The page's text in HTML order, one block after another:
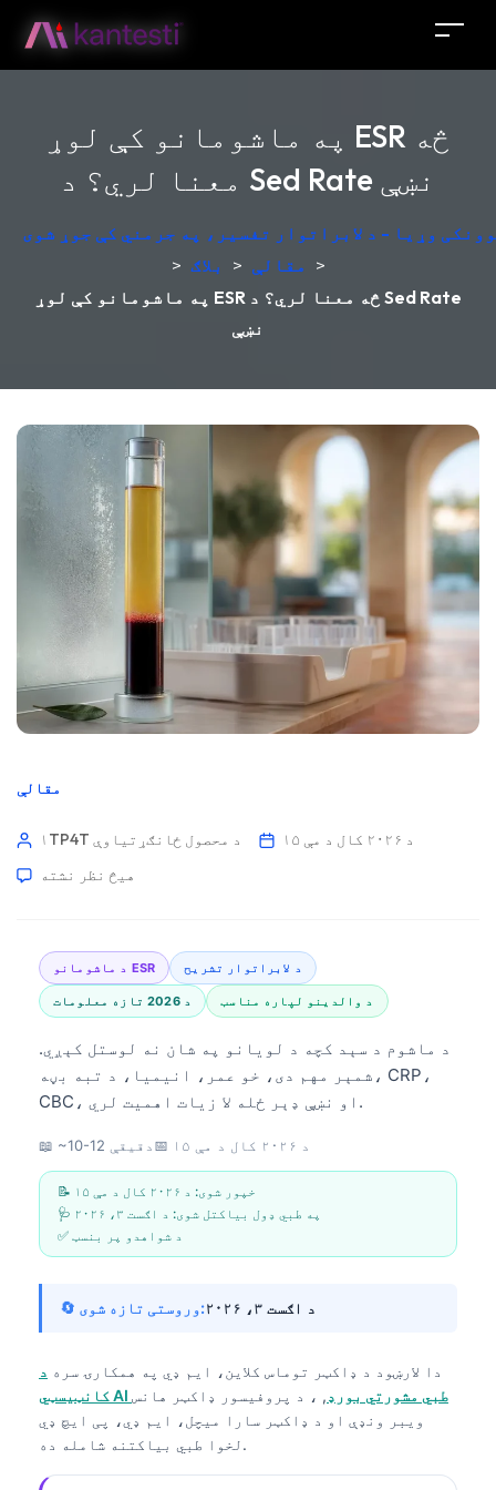
په ماشومانو کې لوړ ESR څه
معنا لري؟ د Sed Rate نښې
وړیا - د لابراتوار تفسیر، په جرمني کې جوړ شوی
> بلاګ > مقالې >
په ماشومانو کې لوړ ESR څه معنا لري؟ د Sed Rate
نښې
مقالې
۱TP4T د محصول ځانګړتیاوې
د ۲۰۲۶ کال د مې ۱۵
هیڅ نظر نشته
د ماشومانو ESR د لابراتوار تشریح
د 2026 تازه معلومات د والدینو لپاره مناسب
د ماشوم د سېد کچه د لویانو په شان نه لوستل کېږي.
شمېر مهم دی، خو عمر، انیمیا، د تبه بڼه، CRP،
CBC، او نښې ډېر ځله لا زیات اهمیت لري.
📖 ~10-12 دقیقې📅 د ۲۰۲۶ کال د مې ۱۵
📝 خپور شوی: د ۲۰۲۶ کال د مې ۱۵
🩺 په طبي ډول بیاکتل شوی: د اګست ۳، ۲۰۲۶
✅ د شواهدو پر بنسټ
🔄 وروستی تازه شوی: د اګست ۳، ۲۰۲۶
دا لارښود د ډاکټر توماس کلاین، ایم ډي په همکارۍ سره د
کانټیسټي AI طبي مشورتي بورډ, ، د پروفیسور ډاکټر هانس
ویبر ونډې او د ډاکټر سارا میچل، ایم ډي، پی ایچ ډي
لخوا طبي بیاکتنه شامله ده.